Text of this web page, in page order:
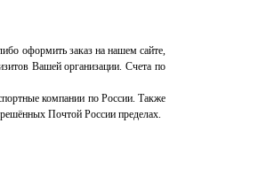
оформить заказ на нашем сайте,
Вашей организации. Счета по
компании по России. Также
Почтой России пределах.